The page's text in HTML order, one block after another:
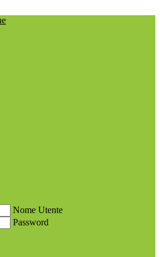
Nome Utente
Password